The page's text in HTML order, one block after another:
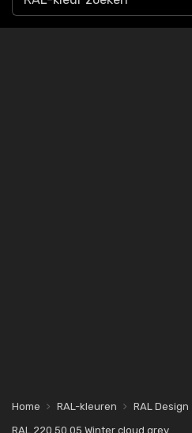
Home RAL-kleuren RAL Design
RAL 220 50 05 Winter cloud grey